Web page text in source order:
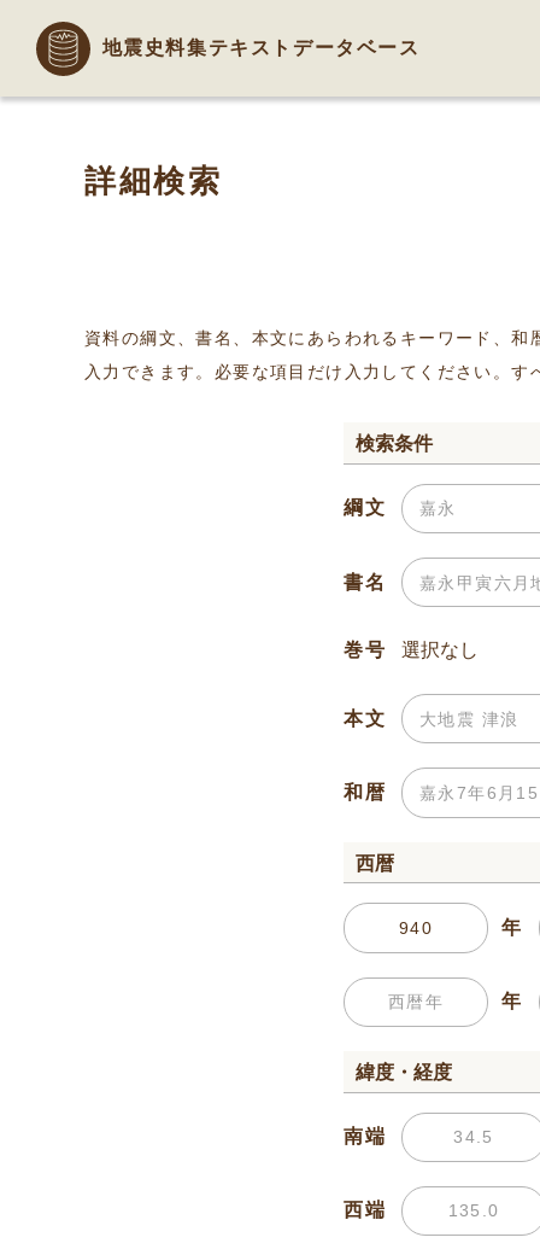
地震史料集テキストデータベース
詳細検索
資料の綱文、書名、本文にあらわれるキーワード、
入力できます。必要な項目だけ入力してください。
検索条件
綱文
書名
巻号
本文
和暦
西暦
年
年
緯度・経度
南端
西端